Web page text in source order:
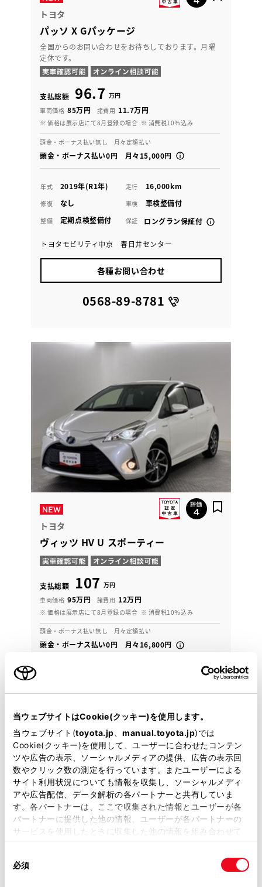
当ウェブサイトはCookie(クッキー)を使用します。
当ウェブサイト(toyota.jp manual.toyota.jp)では
Cookie(クッキー)を使用して、ユーザーに合わせたコンテン
ツや広告の表示、ソーシャルメディアの提供、広告の表示回
数やクリック数の測定を行っています。またユーザーによる
サイト利用状況についても情報を収集し、ソーシャルメディ
アや広告配信、データ解析の各パートナーと共有していま
す。各パートナーは、ここで収集された情報とユーザーが各
パートナーに提供した他の情報、ユーザーが各パートナーの
サービスを使用したときに収集した他の情報を組み合わせて
使用することがあります。当ウェブサイトの使用を続行する
必須
トヨタ
パッソ X Gパッケージ
全国からのお問い合わせをお待ちしております。月曜
定休です。
支払総額 96.7 万円
車両価格 85万円 諸費用 11.7万円
※ 価格は展示店にて8月登録の場合 ※ 消費税10％込み
頭金・ボーナス払い無し 月々定額払い
頭金・ボーナス払い0円 月々15,000円
年式 2019年(R1年) 走行 16,000km
修復 なし 車検 車検整備付
整備 定期点検整備付 保証 ロングラン保証付
トヨタモビリティ中京 春日井センター
各種お問い合わせ
0568-89-8781
トヨタ
ヴィッツ HV U スポーティー
支払総額 107 万円
車両価格 95万円 諸費用 12万円
※ 価格は展示店にて8月登録の場合 ※ 消費税10％込み
頭金・ボーナス払い無し 月々定額払い
頭金・ボーナス払い0円 月々16,800円
修復 なし 車検 車検整備付
ロングラン保証付
ハイブリッド保証付
トヨタモビリティ中京 西尾センター
各種お問い合わせ
0563-55-7070